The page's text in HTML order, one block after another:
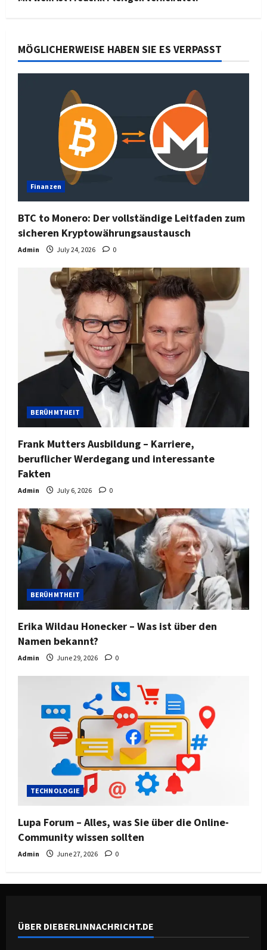
MÖGLICHERWEISE HABEN SIE ES VERPASST
Finanzen
BTC to Monero: Der vollständige Leitfaden zum
sicheren Kryptowährungsaustausch
Admin July 24, 2026 0
BERÜHMTHEIT
Frank Mutters Ausbildung – Karriere,
beruflicher Werdegang und interessante
Fakten
Admin July 6, 2026 0
BERÜHMTHEIT
Erika Wildau Honecker – Was ist über den
Namen bekannt?
Admin June 29, 2026 0
TECHNOLOGIE
Lupa Forum – Alles, was Sie über die Online-
Community wissen sollten
Admin June 27, 2026 0
ÜBER DIEBERLINNACHRICHT.DE